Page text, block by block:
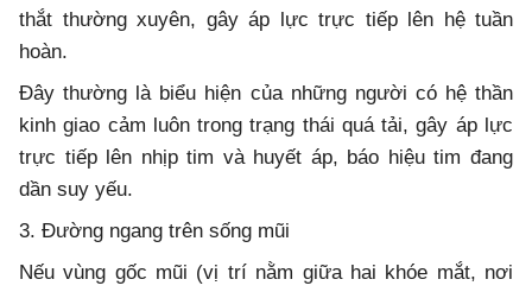
thắt thường xuyên, gây áp lực trực tiếp lên hệ tuần
hoàn.
Đây thường là biểu hiện của những người có hệ thần
kinh giao cảm luôn trong trạng thái quá tải, gây áp lực
trực tiếp lên nhịp tim và huyết áp, báo hiệu tim đang
dần suy yếu.
3. Đường ngang trên sống mũi
Nếu vùng gốc mũi (vị trí nằm giữa hai khóe mắt, nơi